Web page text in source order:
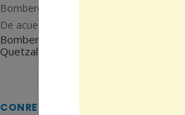
Bomberos Voluntarios de la Quinta
De acuerdo con el reporte, el siniestro
Bomberos Voluntarios de la Quinta
Quetzaltenango. De acuerdo con el
CONRED ADVIERTE POSIBLE